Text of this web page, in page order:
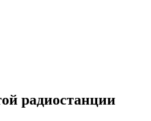
радиостанции